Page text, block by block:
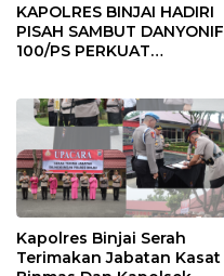
KAPOLRES BINJAI HADIRI
PISAH SAMBUT DANYONIF
100/PS PERKUAT
Kapolres Binjai Serah
Terimakan Jabatan Kasat